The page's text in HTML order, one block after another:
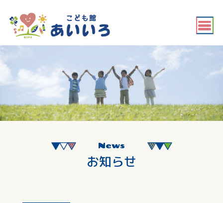
News
お知らせ